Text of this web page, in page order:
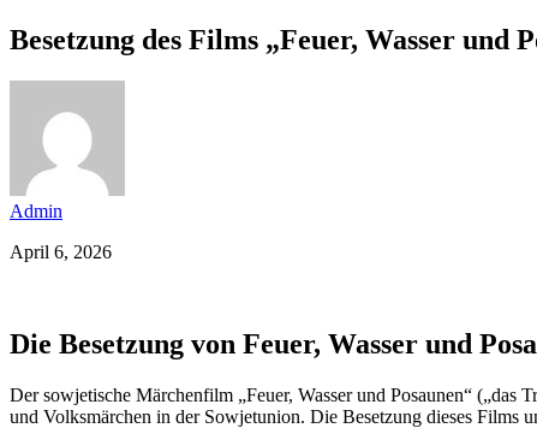
Besetzung des Films „Feuer, Wasser und
Admin
April 6, 2026
Die Besetzung von Feuer, Wasser und
Der sowjetische Märchenfilm „Feuer, Wasser und Posaunen“ („das
und Volksmärchen in der Sowjetunion. Die Besetzung dieses Films